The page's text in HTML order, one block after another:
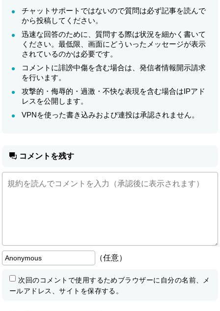
チャットサポートではないので質問は必ず記事を読んで
から投稿してください。
迅速な回答のために、質問する際は状況を細かく書いて
ください。最低限、画面にどういったメッセージが表示
されているのかは必要です。
コメントに誹謗中傷を含む場合は、発信者情報開示請求
を行います。
攻撃的・侮辱的・過激・不快な表現を含む場合はIPアド
レスを公開します。
VPNを使った書き込みおよび連投は承認されません。
コメントを残す
（任意）
次回のコメントで使用するためブラウザーに自分の名前、メ
ールアドレス、サイトを保存する。